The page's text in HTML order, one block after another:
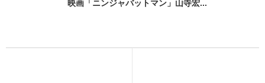
映画「ニンジャバットマン」山寺宏...